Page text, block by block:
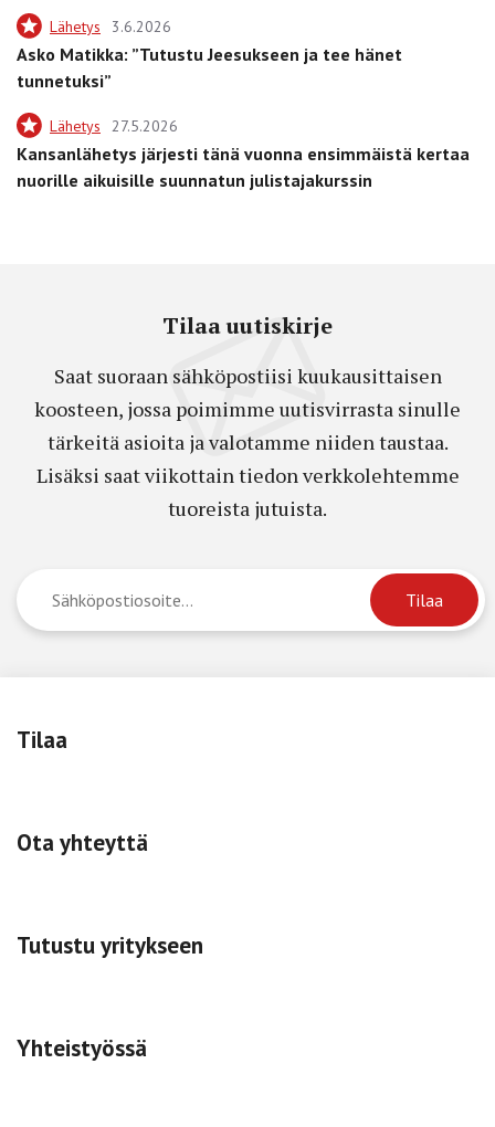
Lähetys 3.6.2026
Asko Matikka: ”Tutustu Jeesukseen ja tee hänet
tunnetuksi”
Lähetys 27.5.2026
Kansanlähetys järjesti tänä vuonna ensimmäistä kertaa
nuorille aikuisille suunnatun julistajakurssin
Tilaa uutiskirje
Saat suoraan sähköpostiisi kuukausittaisen
koosteen, jossa poimimme uutisvirrasta sinulle
tärkeitä asioita ja valotamme niiden taustaa.
Lisäksi saat viikottain tiedon verkkolehtemme
tuoreista jutuista.
Tilaa
Ota yhteyttä
Tutustu yritykseen
Yhteistyössä